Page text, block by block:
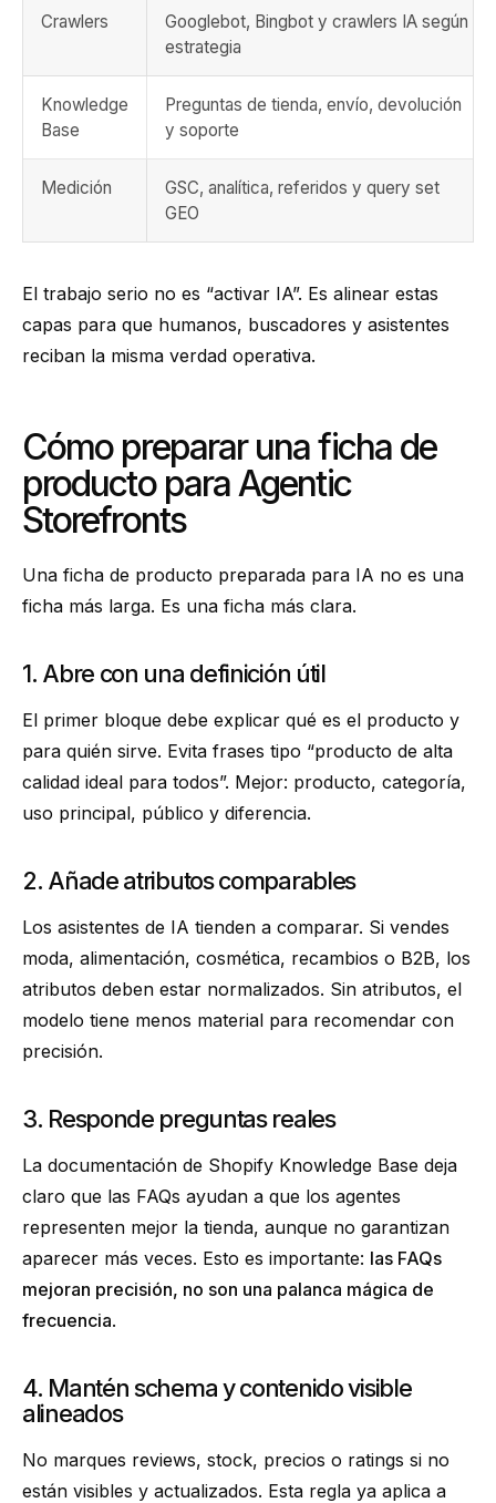
Crawlers
Googlebot, Bingbot y crawlers IA según
estrategia
Knowledge
Base
Preguntas de tienda, envío, devolución
y soporte
Medición
GSC, analítica, referidos y query set
GEO
El trabajo serio no es “activar IA”. Es alinear estas
capas para que humanos, buscadores y asistentes
reciban la misma verdad operativa.
Cómo preparar una ficha de
producto para Agentic
Storefronts
Una ficha de producto preparada para IA no es una
ficha más larga. Es una ficha más clara.
1. Abre con una definición útil
El primer bloque debe explicar qué es el producto y
para quién sirve. Evita frases tipo “producto de alta
calidad ideal para todos”. Mejor: producto, categoría,
uso principal, público y diferencia.
2. Añade atributos comparables
Los asistentes de IA tienden a comparar. Si vendes
moda, alimentación, cosmética, recambios o B2B, los
atributos deben estar normalizados. Sin atributos, el
modelo tiene menos material para recomendar con
precisión.
3. Responde preguntas reales
La documentación de Shopify Knowledge Base deja
claro que las FAQs ayudan a que los agentes
representen mejor la tienda, aunque no garantizan
aparecer más veces. Esto es importante: las FAQs
mejoran precisión, no son una palanca mágica de
frecuencia.
4. Mantén schema y contenido visible
alineados
No marques reviews, stock, precios o ratings si no
están visibles y actualizados. Esta regla ya aplica a